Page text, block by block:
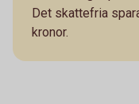
Det skattefria
kronor.